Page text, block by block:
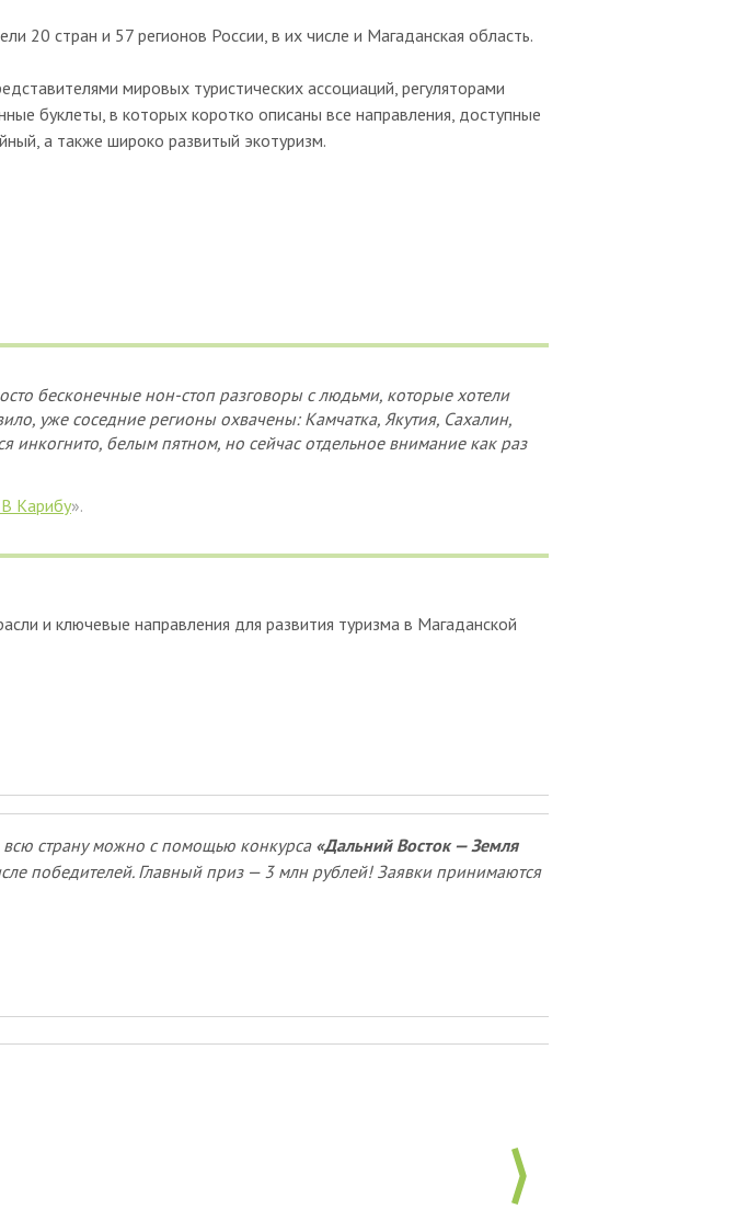
20 стран и 57 регионов России, в их числе и Магаданская область.
мировых туристических ассоциаций, регуляторами
буклеты, в которых коротко описаны все направления, доступные
а также широко развитый экотуризм.
бесконечные нон-стоп разговоры с людьми, которые хотели
уже соседние регионы охвачены: Камчатка, Якутия, Сахалин,
инкогнито, белым пятном, но сейчас отдельное внимание как раз
Карибу».
и ключевые направления для развития туризма в Магаданской
всю страну можно с помощью конкурса «Дальний Восток — Земля
победителей. Главный приз — 3 млн рублей! Заявки принимаются